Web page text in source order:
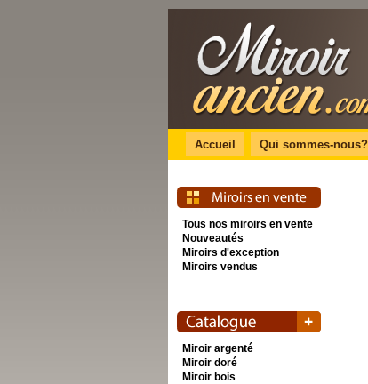
Accueil Qui sommes-nous?
Tous nos miroirs en vente
Nouveautés
Miroirs d'exception
Miroirs vendus
Miroir argenté
Miroir doré
Miroir bois